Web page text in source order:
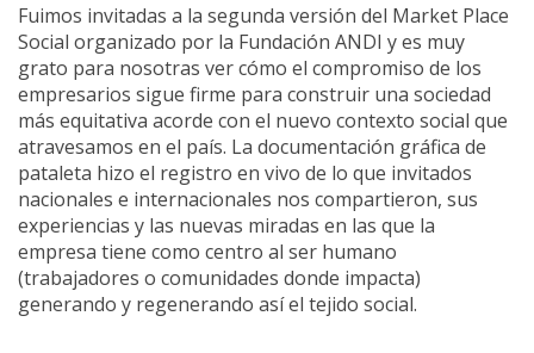
Fuimos invitadas a la segunda versión del Market Place
Social organizado por la Fundación ANDI y es muy
grato para nosotras ver cómo el compromiso de los
empresarios sigue firme para construir una sociedad
más equitativa acorde con el nuevo contexto social que
atravesamos en el país. La documentación gráfica de
pataleta hizo el registro en vivo de lo que invitados
nacionales e internacionales nos compartieron, sus
experiencias y las nuevas miradas en las que la
empresa tiene como centro al ser humano
(trabajadores o comunidades donde impacta)
generando y regenerando así el tejido social.